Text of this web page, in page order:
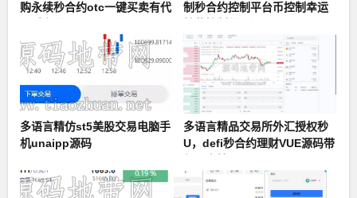
购永续秒合约otc一键买卖有代
制秒合约控制平台币控制幸运
多语言精仿st5美股交易电脑手
机unaipp源码
多语言精品交易所外汇授权秒
U，defi秒合约理财VUE源码带